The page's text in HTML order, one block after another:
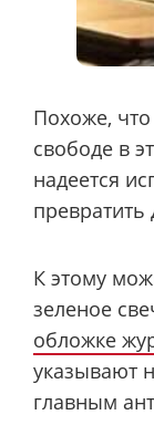
Похоже,
свободе в
надеется
К этому
зеленое
обложке
указывают
главным